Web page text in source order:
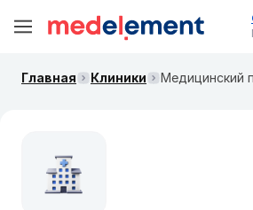
Главная Клиники Медицинский